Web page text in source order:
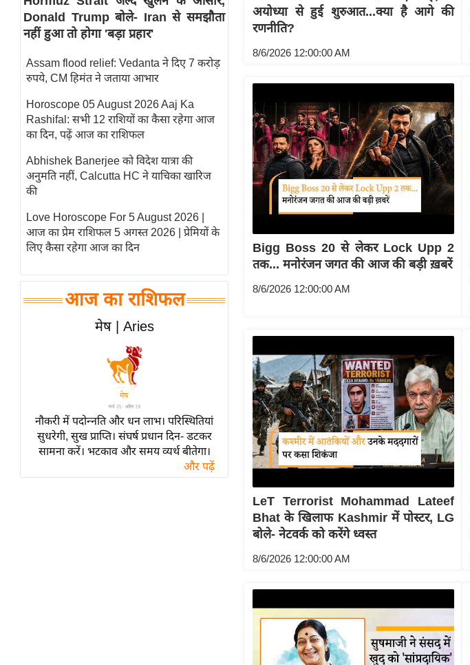
स्तंभ
एम.
आर.
आई.
समीक्षा
धर्म
ज्योतिष
प्रभु
धर्मस्थल
व्रत
त्योहार
राशिफल
विशेष
Donald Trump बोले- Iran से समझौता
नहीं हुआ तो होगा 'बड़ा प्रहार'
Assam flood relief: Vedanta ने दिए 7 करोड़
रुपये, CM हिमंत ने जताया आभार
Horoscope 05 August 2026 Aaj Ka
Rashifal: सभी 12 राशियों का कैसा रहेगा आज
का दिन, पढ़ें आज का राशिफल
Abhishek Banerjee को विदेश यात्रा की
अनुमति नहीं, Calcutta HC ने याचिका खारिज
की
Love Horoscope For 5 August 2026 |
आज का प्रेम राशिफल 5 अगस्त 2026 | प्रेमियों के
लिए कैसा रहेगा आज का दिन
आज का राशिफल
मेष | Aries
नौकरी में पदोन्नति और धन लाभ। परिस्थितियां
सुधरेगी, सुख प्राप्ति। संघर्ष प्रधान दिन- डटकर
सामना करें। भटकाव और समय व्यर्थ बीतेगा।
और पढ़ें
अयोध्या से हुई शुरुआत...क्या है आगे की
रणनीति?
8/6/2026 12:00:00 AM
Bigg Boss 20 से लेकर Lock Upp 2
तक... मनोरंजन जगत की आज की बड़ी ख़बरें
8/6/2026 12:00:00 AM
LeT Terrorist Mohammad Lateef
Bhat के खिलाफ Kashmir में पोस्टर, LG
बोले- नेटवर्क को करेंगे ध्वस्त
8/6/2026 12:00:00 AM